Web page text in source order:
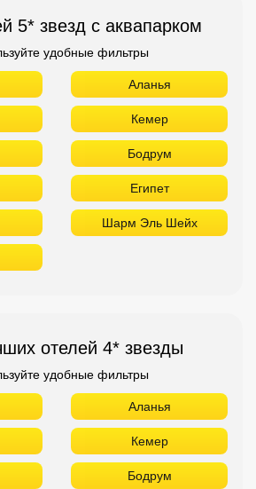
5* звезд с аквапарком
удобные фильтры
Аланья
Кемер
Бодрум
Египет
Шарм Эль Шейх
отелей 4* звезды
удобные фильтры
Аланья
Кемер
Бодрум